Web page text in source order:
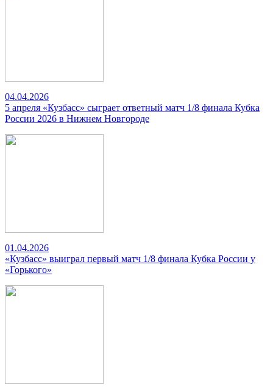
04.04.2026
5 апреля «Кузбасс» сыграет ответный матч 1/8 финала Кубка
России 2026 в Нижнем Новгороде
01.04.2026
«Кузбасс» выиграл первый матч 1/8 финала Кубка России у
«Горького»